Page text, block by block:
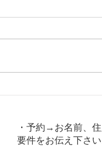
足腰の弱りは「腎」
「腎」を強くする方
・予約→お名前、
要件をお伝え下さ